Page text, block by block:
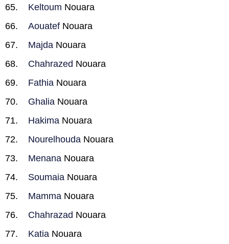
Keltoum Nouara
Aouatef Nouara
Majda Nouara
Chahrazed Nouara
Fathia Nouara
Ghalia Nouara
Hakima Nouara
Nourelhouda Nouara
Menana Nouara
Soumaia Nouara
Mamma Nouara
Chahrazad Nouara
Katia Nouara